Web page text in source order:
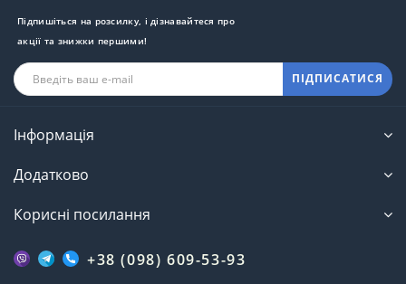
Підпишіться на розсилку, і дізнавайтеся про
акції та знижки першими!
ПІДПИСАТИСЯ
Інформація
Додатково
Корисні посилання
+38 (098) 609-53-93